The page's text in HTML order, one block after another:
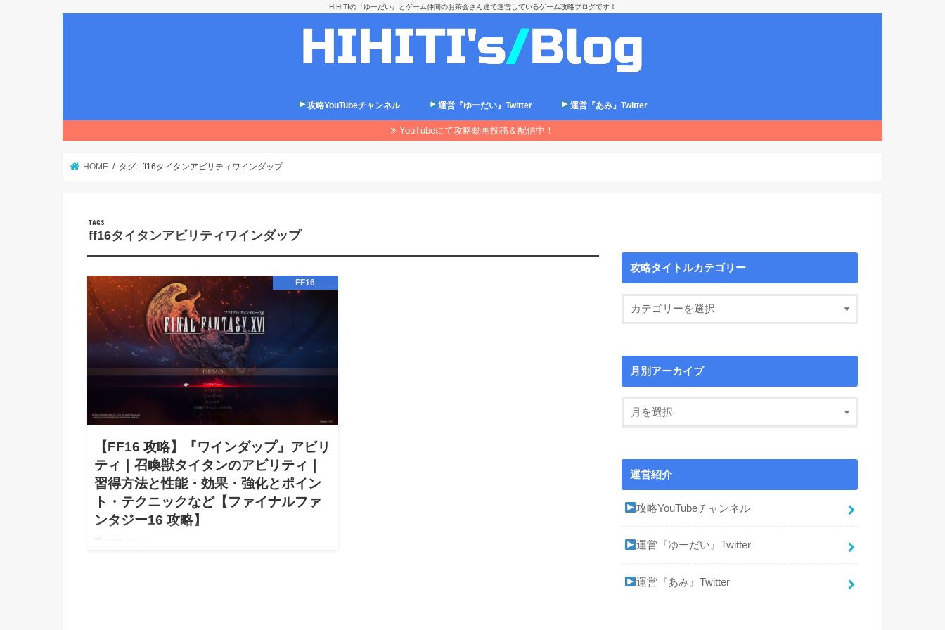
HIHITIの『ゆーだい』とゲーム仲間のお茶会さん達で運営しているゲーム攻略ブログです！
攻略YouTubeチャンネル 運営『ゆーだい』Twitter 運営『あみ』Twitter
YouTubeにて攻略動画投稿＆配信中！
HOME タグ : ff16タイタンアビリティワインダップ
ff16タイタンアビリティワインダップ
FF16
【FF16 攻略】『ワインダップ』アビリ
ティ｜召喚獣タイタンのアビリティ｜
習得方法と性能・効果・強化とポイン
ト・テクニックなど【ファイナルファ
ンタジー16 攻略】
攻略タイトルカテゴリー
月別アーカイブ
運営紹介
攻略YouTubeチャンネル
運営『ゆーだい』Twitter
運営『あみ』Twitter